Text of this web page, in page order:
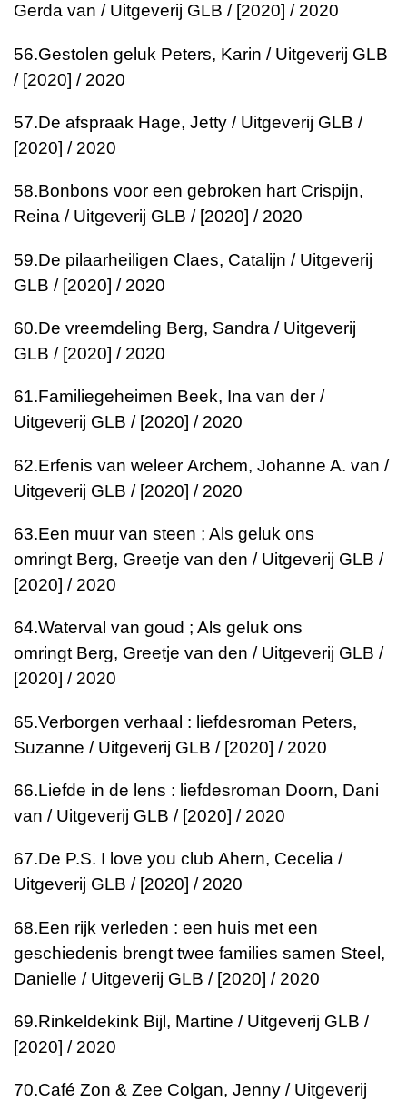
Gerda van / Uitgeverij GLB / [2020] / 2020
56.Gestolen geluk Peters, Karin / Uitgeverij GLB
/ [2020] / 2020
57.De afspraak Hage, Jetty / Uitgeverij GLB /
[2020] / 2020
58.Bonbons voor een gebroken hart Crispijn,
Reina / Uitgeverij GLB / [2020] / 2020
59.De pilaarheiligen Claes, Catalijn / Uitgeverij
GLB / [2020] / 2020
60.De vreemdeling Berg, Sandra / Uitgeverij
GLB / [2020] / 2020
61.Familiegeheimen Beek, Ina van der /
Uitgeverij GLB / [2020] / 2020
62.Erfenis van weleer Archem, Johanne A. van /
Uitgeverij GLB / [2020] / 2020
63.Een muur van steen ; Als geluk ons
omringt Berg, Greetje van den / Uitgeverij GLB /
[2020] / 2020
64.Waterval van goud ; Als geluk ons
omringt Berg, Greetje van den / Uitgeverij GLB /
[2020] / 2020
65.Verborgen verhaal : liefdesroman Peters,
Suzanne / Uitgeverij GLB / [2020] / 2020
66.Liefde in de lens : liefdesroman Doorn, Dani
van / Uitgeverij GLB / [2020] / 2020
67.De P.S. I love you club Ahern, Cecelia /
Uitgeverij GLB / [2020] / 2020
68.Een rijk verleden : een huis met een
geschiedenis brengt twee families samen Steel,
Danielle / Uitgeverij GLB / [2020] / 2020
69.Rinkeldekink Bijl, Martine / Uitgeverij GLB /
[2020] / 2020
70.Café Zon & Zee Colgan, Jenny / Uitgeverij